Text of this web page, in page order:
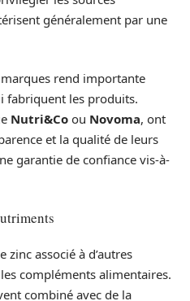
généralement par une
rend importante
fabriquent les produits.
Nutri&Co ou Novoma, ont
et la qualité de leurs
garantie de confiance vis-à-
associé à d’autres
compléments alimentaires.
combiné avec de la